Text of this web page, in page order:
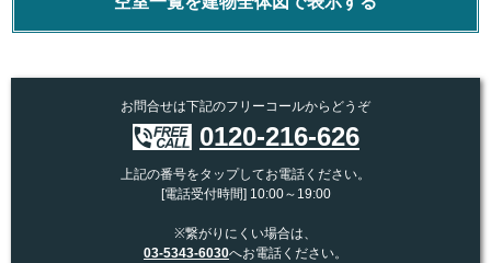
お問合せは下記のフリーコールからどうぞ
0120-216-626
上記の番号をタップしてお電話ください。
[電話受付時間] 10:00～19:00
※繋がりにくい場合は、
03-5343-6030へお電話ください。